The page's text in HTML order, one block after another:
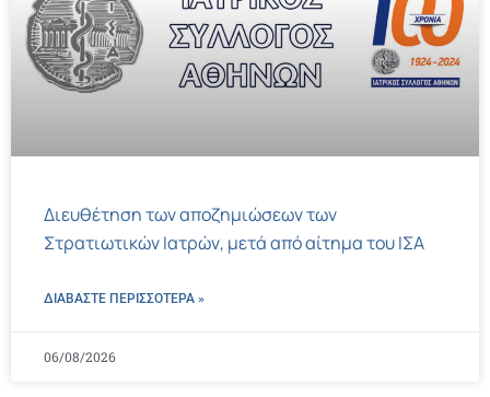
Διευθέτηση των αποζημιώσεων των
Στρατιωτικών Ιατρών, μετά από αίτημα του ΙΣΑ
ΔΙΑΒΑΣΤΕ ΠΕΡΙΣΣΌΤΕΡΑ »
06/08/2026